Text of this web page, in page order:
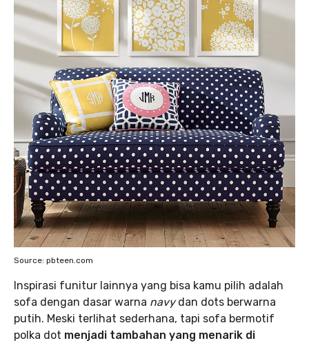
Source: pbteen.com
Inspirasi funitur lainnya yang bisa kamu pilih adalah
sofa dengan dasar warna navydan dots berwarna
putih. Meski terlihat sederhana, tapi sofa bermotif
polka dot menjadi tambahan yang menarik di